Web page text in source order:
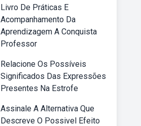
Livro De Práticas E
Acompanhamento Da
Aprendizagem A Conquista
Professor
Relacione Os Possíveis
Significados Das Expressões
Presentes Na Estrofe
Assinale A Alternativa Que
Descreve O Possivel Efeito